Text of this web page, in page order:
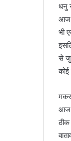
धनु
आज
भी
से
कोई
मकर
आज